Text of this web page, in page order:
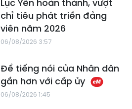
Lục Yên hoàn thành, vượt
chỉ tiêu phát triển đảng
viên năm 2026
06/08/2026 3:57
Để tiếng nói của Nhân dân
gần hơn với cấp ủy
06/08/2026 1:45